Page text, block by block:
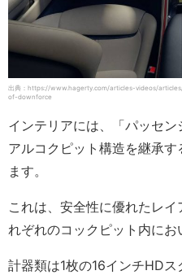
出典：https://www.hagerty.com/articles-videos/
of-downforce
インテリアには、「パッセ
アルコクピット構造を継承
ます。
これは、安全性に優れたレ
れぞれのコックピット内にお
計器類は1枚の16インチHDス